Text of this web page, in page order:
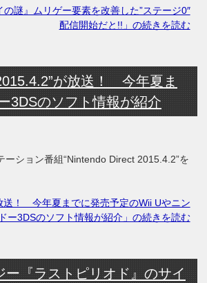
謎』ムリゲー要素を改善した”ステージ0″
配信開始だと!!」の続きを読む
が放送！ 今年夏ま
3DSのソフト情報が紹介
ション番組“Nintendo Direct 2015.4.2”を
送！ 今年夏までに発売予定のWii Uやニン
ー3DSのソフト情報が紹介」の続きを読む
ー『ラストピリオド』のサイ